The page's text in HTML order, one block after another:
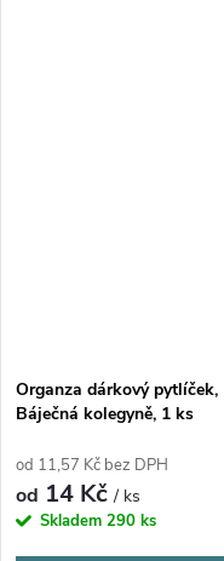
Organza dárkový pytlíček,
Báječná kolegyně, 1 ks
od 11,57 Kč bez DPH
od 14 Kč/ ks
Skladem 290 ks